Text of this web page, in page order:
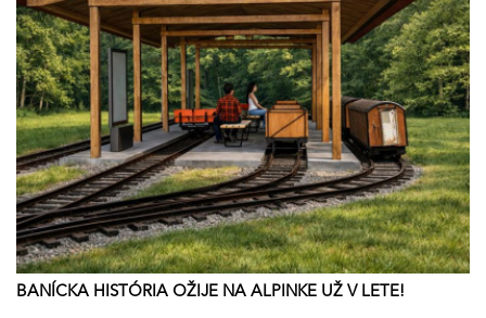
BANÍCKA HISTÓRIA OŽIJE NA ALPINKE UŽ V LETE!